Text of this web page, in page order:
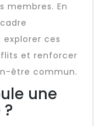
membres. En
ces
et renforcer
être commun.
une